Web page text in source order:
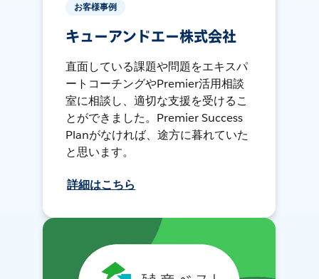
お客様事例
キューアンドエー株式会社
直面している課題や問題をエキスパ
ートコーチングやPremier活用相談
室に相談し、適切な支援を受けるこ
とができました。Premier Success
Planがなければ、途方に暮れていた
と思います。
詳細はこちら